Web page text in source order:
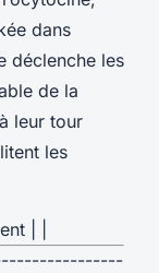
dans
déclenche les
de la
leur tour
les
| |